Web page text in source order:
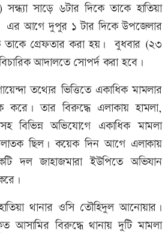
সাড়ে ৬টার দিকে তাকে হাতিয়া
এর আগে দুপুর ১ টার দিকে উপজেলার
তাকে গ্রেফতার করা হয়। বুধবার (২৩
আদালতে সোপর্দ করা হবে।
তথ্যের ভিত্তিতে একাধিক মামলার
তার বিরুদ্ধে এলাকায় হামলা,
বিভিন্ন অভিযোগে একাধিক মামলা
ছিল। কয়েক দিন আগে এলাকায়
দল জাহাজমারা ইউপিতে অভিযান
থানার ওসি তৌহিদুল আনোয়ার।
আসামির বিরুদ্ধে থানায় দুটি মামলা